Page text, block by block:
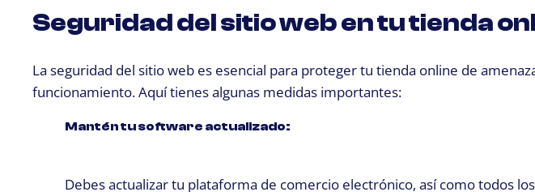
Seguridad del sitio web en tu tienda
La seguridad del sitio web es esencial para proteger tu tienda online de
funcionamiento. Aquí tienes algunas medidas importantes:
Mantén tu software actualizado:
Debes actualizar tu plataforma de comercio electrónico, así como todos